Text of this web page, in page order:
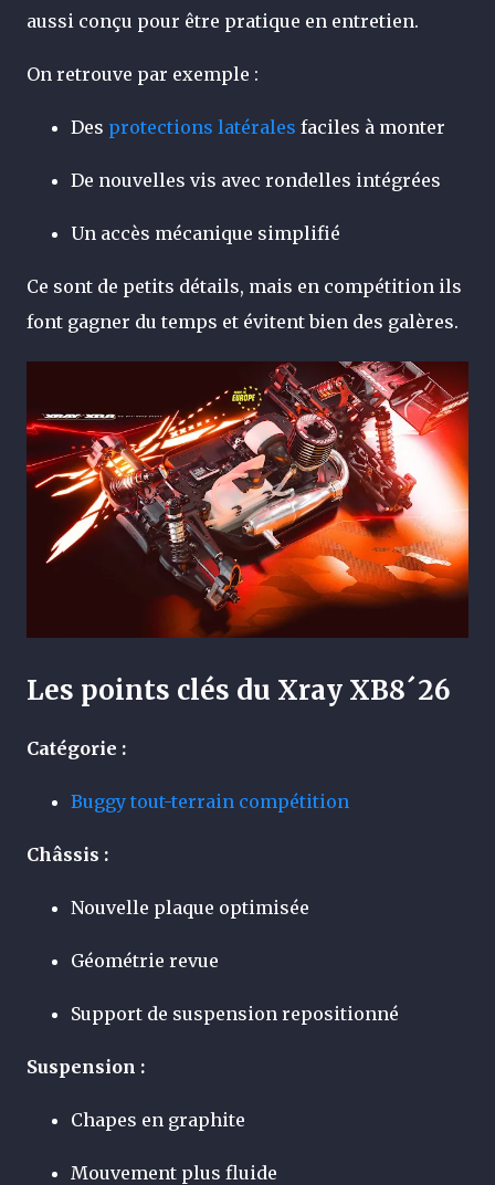
aussi conçu pour être pratique en entretien.
On retrouve par exemple :
Des protections latérales faciles à monter
De nouvelles vis avec rondelles intégrées
Un accès mécanique simplifié
Ce sont de petits détails, mais en compétition ils
font gagner du temps et évitent bien des galères.
Les points clés du Xray XB8´26
Catégorie :
Buggy tout-terrain compétition
Châssis :
Nouvelle plaque optimisée
Géométrie revue
Support de suspension repositionné
Suspension :
Chapes en graphite
Mouvement plus fluide